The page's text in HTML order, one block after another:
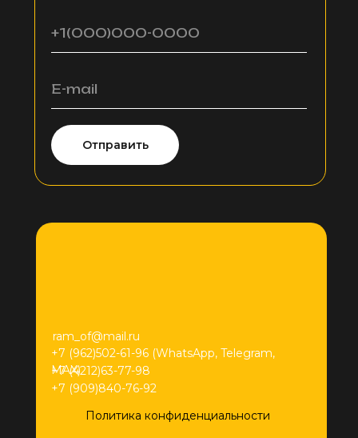
+1(000)000-0000
E-mail
Отправить
ram_of@mail.ru
+7 (962)502-61-96 (WhatsApp, Telegram,
MAX)
+7 (4212)63-77-98
+7 (909)840-76-92
Политика конфиденциальности